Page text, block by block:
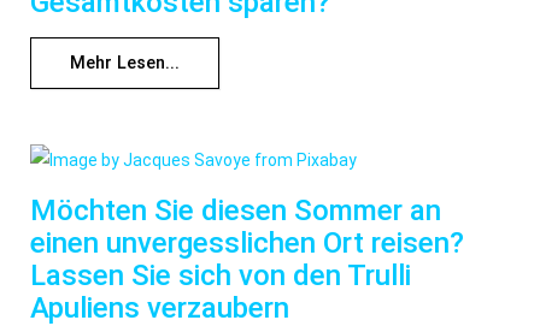
Mehr Lesen...
Möchten Sie diesen Sommer an
einen unvergesslichen Ort reisen?
Lassen Sie sich von den Trulli
Apuliens verzaubern